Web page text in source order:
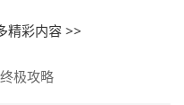
精彩内容 >>
极攻略